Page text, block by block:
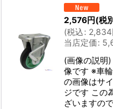
2,576円(税
(税込: 2,834
当店定価:
(画像の説明
像です ※車
の画像はサ
ジです この
ざいますの